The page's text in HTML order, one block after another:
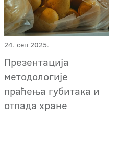
24. сеп 2025.
Презентација
методологије
праћења губитака и
отпада хране